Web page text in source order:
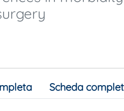
Scheda